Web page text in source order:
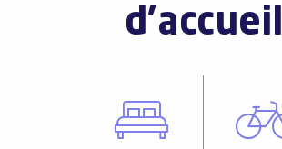
d'accueil